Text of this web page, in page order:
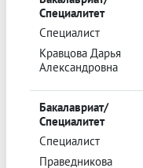
Специалитет
Специалист
Кравцова Дарья
Александровна
Бакалавриат/
Специалитет
Специалист
Праведникова